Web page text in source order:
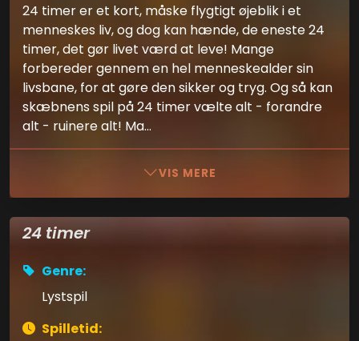
24 timer er et kort, måske flygtigt øjeblik i et
menneskes liv, og dog kan hænde, de eneste 24
timer, det gør livet værd at leve! Mange
forbereder gennem en hel menneskealder sin
livsbane, for at gøre den sikker og tryg. Og så kan
skæbnens spil på 24 timer vælte alt - forandre
alt - ruinere alt! Ma...
VIS MERE
24 timer
Genre:
Lystspil
Spilletid: